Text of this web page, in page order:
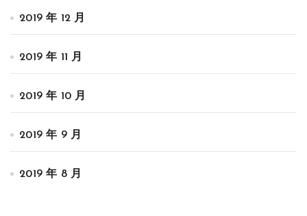
2019 年 12 月
2019 年 11 月
2019 年 10 月
2019 年 9 月
2019 年 8 月